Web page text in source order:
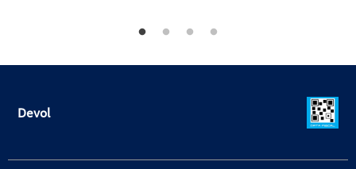
Devol